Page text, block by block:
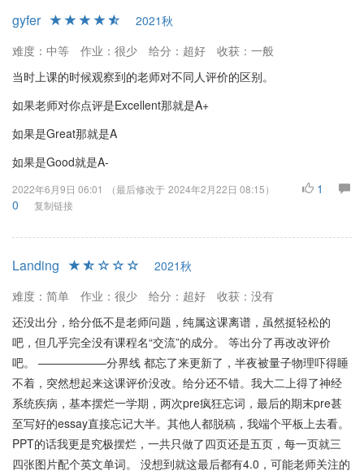
gyfer
2021秋
难度：中等
作业：很少 给分：超好
收获：一般
当时上课的时候观察到的老师对不同人评价的区别。
如果老师对你点评是Excellent那就是A+
如果是Great那就是A
如果是Good就是A-
2022年6月9日 06:01 （最后修改于 2024年2月22日 08:15）
1
0
复制链接
Landing
2021秋
难度：简单
作业：很少 给分：超好
收获：没有
还没出分，给分低不是老师问题，纯属这课离谱，虽然挺轻松的
吧，但几乎完全没有课程名“交流”的成分。 等出分了再改改评价
吧。 ——————分界线 都忘了来更新了，半夜被量子物理吓得睡
不着，突然想起来这课评价没改。给分还不错。我大二上得了神经
系统疾病，基本摆烂一学期，两次pre疯狂忘词，最后的期末pre甚
至写好的essay直接忘记大半。其他人都脱稿，我端个平板上去看。
PPT的话我更是究极摆烂，一共只做了四页还是五页，每一页就三
四张图片配个英文单词。 没想到就这最后都有4.0，可能老师关注的